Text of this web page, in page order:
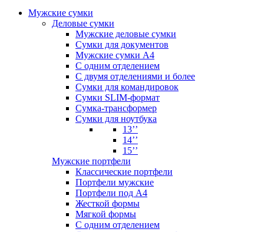
Мужские сумки
Деловые сумки
Мужские деловые сумки
Сумки для документов
Мужские сумки А4
С одним отделением
С двумя отделениями и более
Сумки для командировок
Сумки SLIM-формат
Сумка-трансформер
Сумки для ноутбука
13’’
14’’
15’’
Мужские портфели
Классические портфели
Портфели мужские
Портфели под А4
Жесткой формы
Мягкой формы
С одним отделением